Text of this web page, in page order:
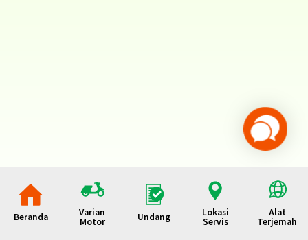
Beranda
Varian
Motor
Undang
Lokasi
Servis
Alat
Terjemah